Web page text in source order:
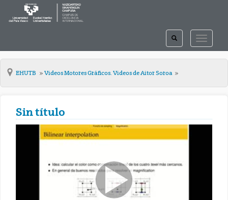
TOGGLE
TOGGLE
SEARCH
EHUTB Videos Motores Gráficos. Videos de Aitor Soroa
Sin título